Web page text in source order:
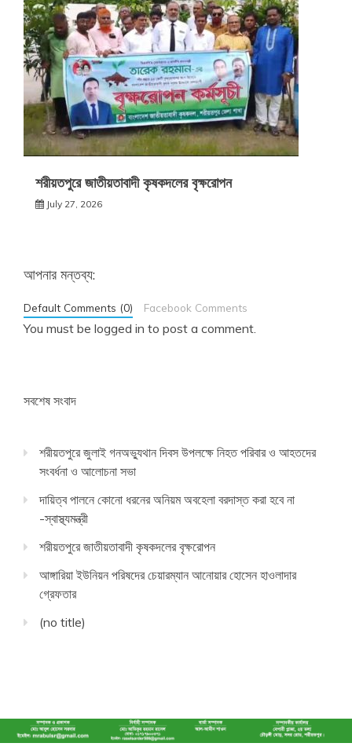
শরীয়তপুরে জাতীয়তাবাদী কৃষকদলের বৃক্ষরোপন
July 27, 2026
আপনার মন্তব্য:
Default Comments (0) Facebook Comments
You must be logged in to post a comment.
সবশেষ সংবাদ
শরীয়তপুরে জুলাই গনঅভ্যুথান দিবস উপলক্ষে নিহত পরিবার ও আহতদের
সংবর্ধনা ও আলোচনা সভা
দায়িত্ব পালনে কোনো ধরনের অনিয়ম অবহেলা বরদাস্ত করা হবে না
-স্বাস্থ্যমন্ত্রী
শরীয়তপুরে জাতীয়তাবাদী কৃষকদলের বৃক্ষরোপন
আঙ্গারিয়া ইউনিয়ন পরিষদের চেয়ারম্যান আনোয়ার হোসেন হাওলাদার
গ্রেফতার
(no title)